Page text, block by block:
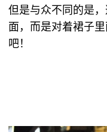
但是与众不同的是
面，而是对着裙子
吧！